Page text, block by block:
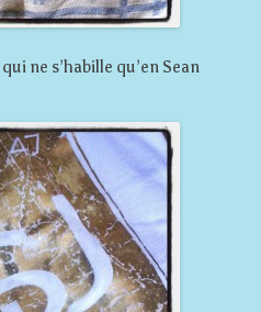
ne s’habille qu’en Sean